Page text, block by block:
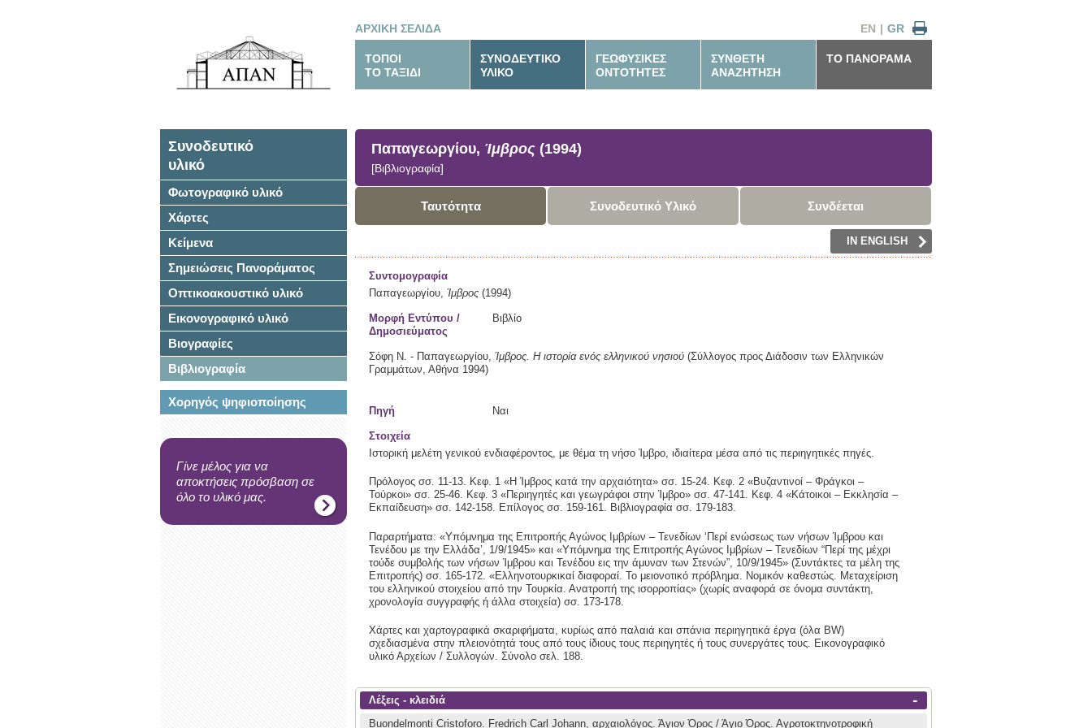
ΑΡΧΙΚΗ ΣΕΛΙΔΑ GR
|
EN
ΤΟΠΟΙ
ΤΟ ΤΑΞΙΔΙ
ΣΥΝΟΔΕΥΤΙΚΟ
ΥΛΙΚΟ
ΓΕΩΦΥΣΙΚΕΣ
ΟΝΤΟΤΗΤΕΣ
ΣΥΝΘΕΤΗ
ΑΝΑΖΗΤΗΣΗ
ΤΟ ΠΑΝΟΡΑΜΑ
Συνοδευτικό
υλικό
Φωτογραφικό υλικό
Χάρτες
Κείμενα
Σημειώσεις Πανοράματος
Οπτικοακουστικό υλικό
Εικονογραφικό υλικό
Βιογραφίες
Βιβλιογραφία
Χορηγός ψηφιοποίησης
Γίνε μέλος για να
αποκτήσεις πρόσβαση σε
όλο το υλικό μας.
Παπαγεωργίου, Ίμβρος (1994)
[Βιβλιογραφία]
Ταυτότητα Συνοδευτικό Υλικό Συνδέεται
IN ENGLISH
Συντομογραφία
Παπαγεωργίου, Ίμβρος (1994)
Μορφή Εντύπου /
Δημοσιεύματος
Βιβλίο
Σόφη Ν. - Παπαγεωργίου, Ίμβρος. Η ιστορία ενός ελληνικού νησιού (Σύλλογος προς Διάδοσιν των Ελληνικών
Γραμμάτων, Αθήνα 1994)
Πηγή Ναι
Στοιχεία
Ιστορική μελέτη γενικού ενδιαφέροντος, με θέμα τη νήσο Ίμβρο, ιδιαίτερα μέσα από τις περιηγητικές πηγές.
Πρόλογος σσ. 11-13. Κεφ. 1 «Η Ίμβρος κατά την αρχαιότητα» σσ. 15-24. Κεφ. 2 «Βυζαντινοί – Φράγκοι –
Τούρκοι» σσ. 25-46. Κεφ. 3 «Περιηγητές και γεωγράφοι στην Ίμβρο» σσ. 47-141. Κεφ. 4 «Κάτοικοι – Εκκλησία –
Εκπαίδευση» σσ. 142-158. Επίλογος σσ. 159-161. Βιβλιογραφία σσ. 179-183.
Παραρτήματα: «Υπόμνημα της Επιτροπής Αγώνος Ιμβρίων – Τενεδίων ‘Περί ενώσεως των νήσων Ίμβρου και
Τενέδου με την Ελλάδα’, 1/9/1945» και «Υπόμνημα της Επιτροπής Αγώνος Ιμβρίων – Τενεδίων “Περί της μέχρι
τούδε συμβολής των νήσων Ίμβρου και Τενέδου εις την άμυναν των Στενών”, 10/9/1945» (Συντάκτες τα μέλη της
Επιτροπής) σσ. 165-172. «Ελληνοτουρκικαί διαφοραί. Το μειονοτικό πρόβλημα. Νομικόν καθεστώς. Μεταχείριση
του ελληνικού στοιχείου από την Τουρκία. Ανατροπή της ισορροπίας» (χωρίς αναφορά σε όνομα συντάκτη,
χρονολογία συγγραφής ή άλλα στοιχεία) σσ. 173-178.
Χάρτες και χαρτογραφικά σκαριφήματα, κυρίως από παλαιά και σπάνια περιηγητικά έργα (όλα BW)
σχεδιασμένα στην πλειονότητά τους από τους ίδιους τους περιηγητές ή τους συνεργάτες τους. Εικονογραφικό
υλικό Αρχείων / Συλλογών. Σύνολο σελ. 188.
Λέξεις - κλειδιά -
Buondelmonti Cristoforo. Fredrich Carl Johann, αρχαιολόγος. Άγιον Όρος / Άγιο Όρος. Αγροτοκτηνοτροφική